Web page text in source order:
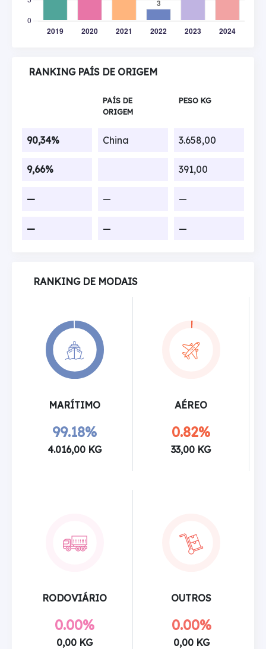
RANKING PAÍS DE ORIGEM
PAÍS DE
ORIGEM
PESO KG
90,34% China 3.658,00
9,66% 391,00
— — —
— — —
RANKING DE MODAIS
MARÍTIMO
99.18%
4.016,00 KG
AÉREO
0.82%
33,00 KG
RODOVIÁRIO
0.00%
0,00 KG
OUTROS
0.00%
0,00 KG